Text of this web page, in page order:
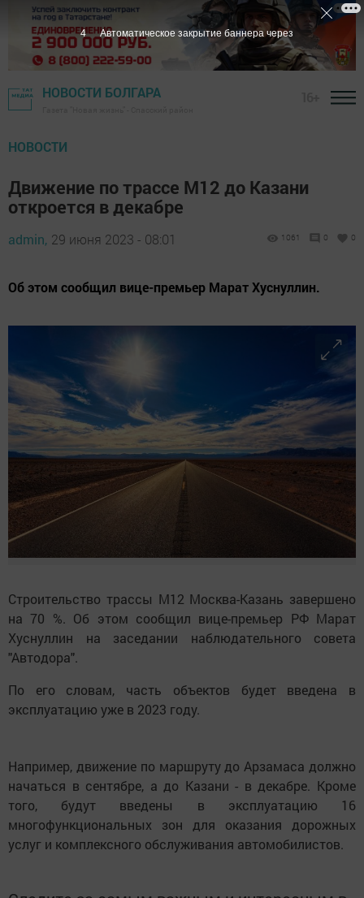
НОВОСТИ БОЛГАРА
НОВОСТИ
Движение по трассе М12 до Казани
откроется в декабре
admin, 29 июня 2023 - 08:01 1061 0 0
Об этом сообщил вице-премьер Марат Хуснуллин.
Строительство трассы М12 Москва-Казань завершено
на 70 %. Об этом сообщил вице-премьер РФ Марат
Хуснуллин на заседании наблюдательного совета
"Автодора".
По его словам, часть объектов будет введена в
эксплуатацию уже в 2023 году.
Например, движение по маршруту до Арзамаса должно
начаться в сентябре, а до Казани - в декабре. Кроме
того, будут введены в эксплуатацию 16
многофункциональных зон для оказания дорожных
услуг и комплексного обслуживания автомобилистов.
3 Автоматическое закрытие баннера через